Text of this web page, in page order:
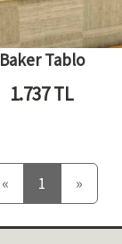
Baker Tablo
1.737TL
«Önceki
1 »Sonraki